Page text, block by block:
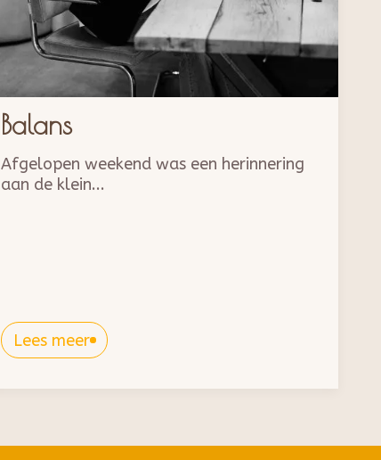
Balans
Afgelopen weekend was een herinnering
aan de klein...
Lees meer